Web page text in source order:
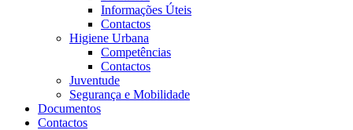
Informações Úteis
Contactos
Higiene Urbana
Competências
Contactos
Juventude
Segurança e Mobilidade
Documentos
Contactos